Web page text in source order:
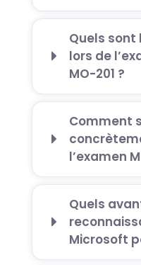
Quels sont
lors de
MO-201 ?
Comment
l’examen
Quels
Microsoft